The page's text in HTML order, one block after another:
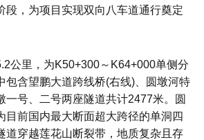
段，为项目实现双向八车道通行奠定
公里，为K50+300～K64+000单侧分
包含望鹏大道跨线桥(右线)、圆墩河特
一号、二号两座隧道共计2477米。圆
目前国内最大断面超大跨径的单洞四
道穿越莲花山断裂带，地质复杂且存